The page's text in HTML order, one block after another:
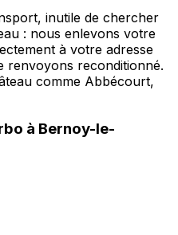
inutile de chercher
: nous enlevons votre
à votre adresse
renvoyons reconditionné.
comme Abbécourt,
à Bernoy-le-